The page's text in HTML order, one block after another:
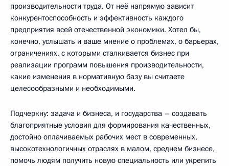
производительности труда. От неё напрямую зависит
конкурентоспособность и эффективность каждого
предприятия всей отечественной экономики. Хотел бы,
конечно, услышать и ваше мнение о проблемах, о барьерах,
ограничениях, с которыми сталкивается бизнес при
реализации программ повышения производительности,
какие изменения в нормативную базу вы считаете
целесообразными и необходимыми.
Подчеркну: задача и бизнеса, и государства – создавать
благоприятные условия для формирования качественных,
достойно оплачиваемых рабочих мест в современных,
высокотехнологичных отраслях в малом, среднем бизнесе,
помочь людям получить новую специальность или укрепить